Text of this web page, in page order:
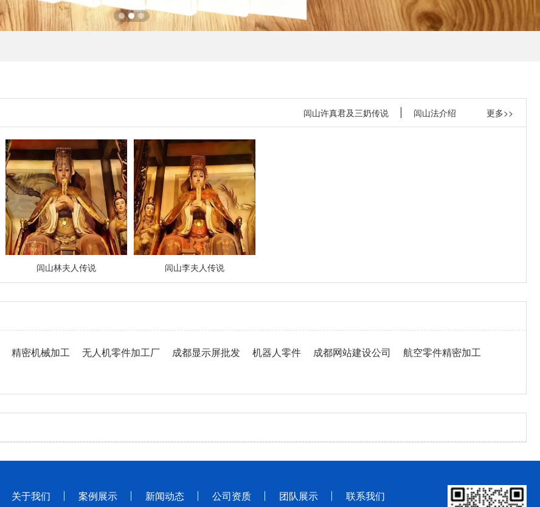
更多>>
闾山许真君及三奶传说 闾山法介绍
闾山林夫人传说 闾山李夫人传说
精密机械加工 无人机零件加工厂 成都显示屏批发 机器人零件 成都网站建设公司
航空零件精密加工
关于我们 案例展示 新闻动态 公司资质 团队展示 联系我们